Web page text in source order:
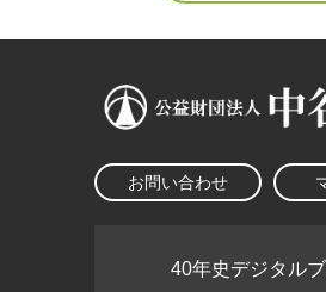
お問い合わせ
40年史デジタル